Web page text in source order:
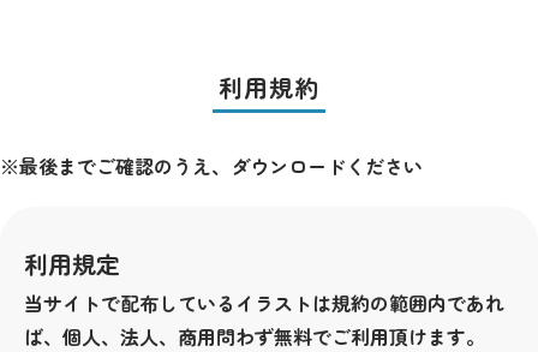
利用規約
※最後までご確認のうえ、ダウンロードください
利用規定
当サイトで配布しているイラストは規約の範囲内であれ
ば、個人、法人、商用問わず無料でご利用頂けます。